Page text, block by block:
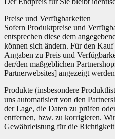
Preise und Verfügbarkeiten
Sofern Produktpreise und
entsprechen diese dem
können sich ändern. Für den
Angaben zu Preis und
der/den maßgeblichen
Partnerwebsites] angezeigt
Produkte (insbesondere
uns automatisiert von den
der Lage, die Daten zu prüfen
entfernen, bzw. zu korrigieren.
Gewährleistung für die